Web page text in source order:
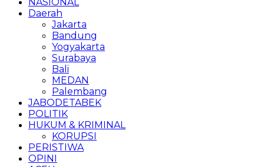
Daerah
Jakarta
Bandung
Yogyakarta
Surabaya
Bali
MEDAN
Palembang
JABODETABEK
POLITIK
HUKUM & KRIMINAL
KORUPSI
PERISTIWA
OPINI